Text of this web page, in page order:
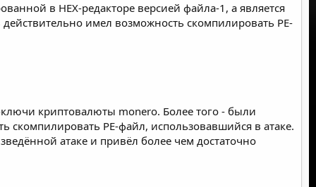
в HEX-редакторе версией файла-1, а является
имел возможность скомпилировать PE-
криптовалюты monero. Более того - были
скомпилировать PE-файл, использовавшийся в атаке.
атаке и привёл более чем достаточно